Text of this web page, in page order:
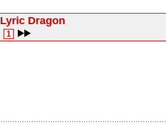
Lyric Dragon
1